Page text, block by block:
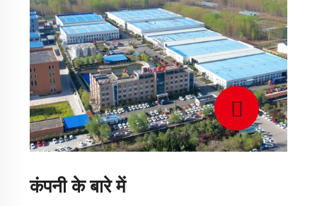
कंपनी के बारे में